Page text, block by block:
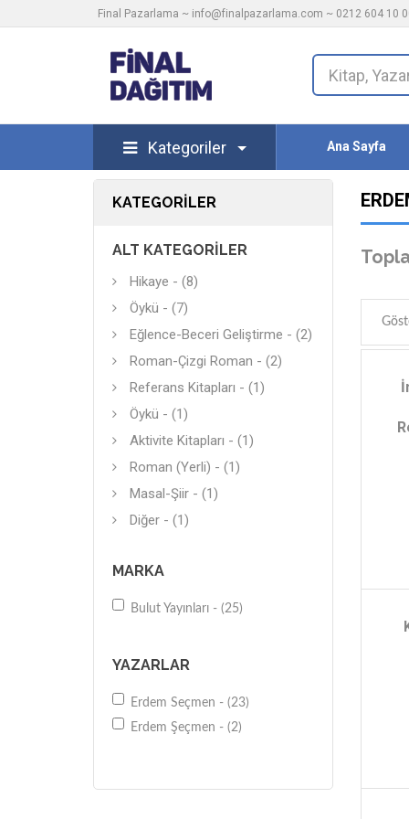
Final Pazarlama ~ info@finalpazarlama.com ~ 0212 604 10
Kategoriler Ana Sayfa
KATEGORILER
ALT KATEGORILER
Hikaye - (8)
Öykü - (7)
Eğlence-Beceri Geliştirme - (2)
Roman-Çizgi Roman - (2)
Referans Kitapları - (1)
Öykü - (1)
Aktivite Kitapları - (1)
Roman (Yerli) - (1)
Masal-Şiir - (1)
Diğer - (1)
MARKA
Bulut Yayınları - (25)
YAZARLAR
Erdem Seçmen - (23)
Erdem Şeçmen - (2)